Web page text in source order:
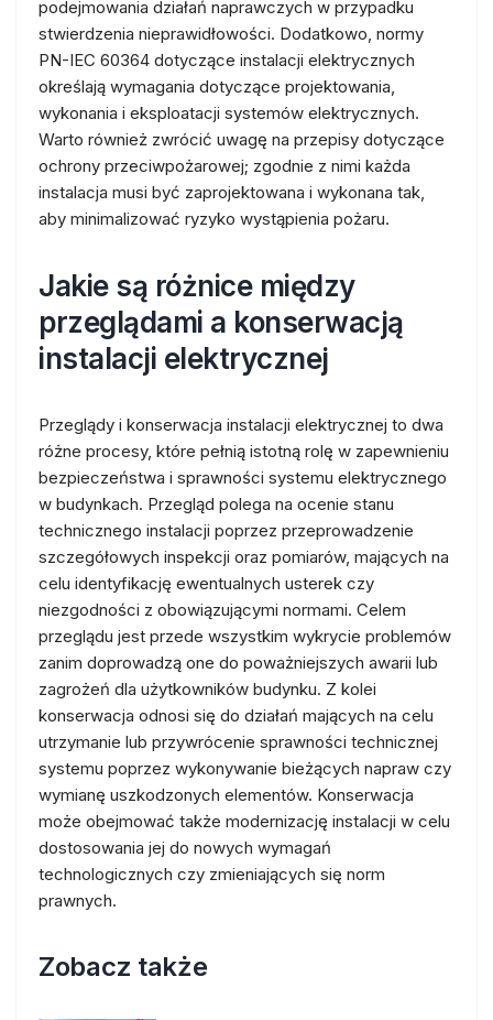
podejmowania działań naprawczych w przypadku
stwierdzenia nieprawidłowości. Dodatkowo, normy
PN-IEC 60364 dotyczące instalacji elektrycznych
określają wymagania dotyczące projektowania,
wykonania i eksploatacji systemów elektrycznych.
Warto również zwrócić uwagę na przepisy dotyczące
ochrony przeciwpożarowej; zgodnie z nimi każda
instalacja musi być zaprojektowana i wykonana tak,
aby minimalizować ryzyko wystąpienia pożaru.
Jakie są różnice między
przeglądami a konserwacją
instalacji elektrycznej
Przeglądy i konserwacja instalacji elektrycznej to dwa
różne procesy, które pełnią istotną rolę w zapewnieniu
bezpieczeństwa i sprawności systemu elektrycznego
w budynkach. Przegląd polega na ocenie stanu
technicznego instalacji poprzez przeprowadzenie
szczegółowych inspekcji oraz pomiarów, mających na
celu identyfikację ewentualnych usterek czy
niezgodności z obowiązującymi normami. Celem
przeglądu jest przede wszystkim wykrycie problemów
zanim doprowadzą one do poważniejszych awarii lub
zagrożeń dla użytkowników budynku. Z kolei
konserwacja odnosi się do działań mających na celu
utrzymanie lub przywrócenie sprawności technicznej
systemu poprzez wykonywanie bieżących napraw czy
wymianę uszkodzonych elementów. Konserwacja
może obejmować także modernizację instalacji w celu
dostosowania jej do nowych wymagań
technologicznych czy zmieniających się norm
prawnych.
Zobacz także